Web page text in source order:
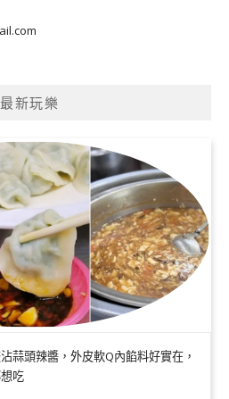
最新玩樂
蒜頭辣醬，外皮軟Q內餡料好實在，
吃